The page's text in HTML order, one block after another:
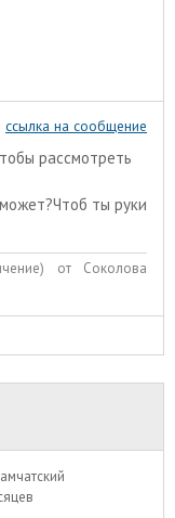
ссылка на сообщение
рассмотреть
ты руки
от Соколова